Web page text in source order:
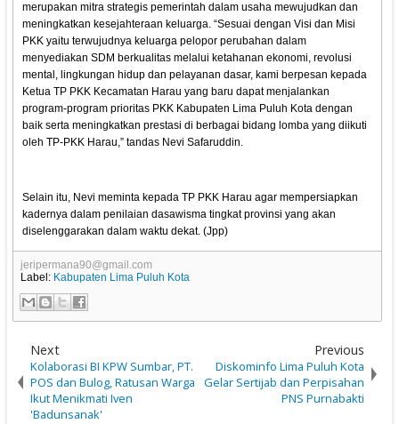
merupakan mitra strategis pemerintah dalam usaha mewujudkan dan
meningkatkan kesejahteraan keluarga. “Sesuai dengan Visi dan Misi
PKK yaitu terwujudnya keluarga pelopor perubahan dalam
menyediakan SDM berkualitas melalui ketahanan ekonomi, revolusi
mental, lingkungan hidup dan pelayanan dasar, kami berpesan kepada
Ketua TP PKK Kecamatan Harau yang baru dapat menjalankan
program-program prioritas PKK Kabupaten Lima Puluh Kota dengan
baik serta meningkatkan prestasi di berbagai bidang lomba yang diikuti
oleh TP-PKK Harau,” tandas Nevi Safaruddin.
Selain itu, Nevi meminta kepada TP PKK Harau agar mempersiapkan
kadernya dalam penilaian dasawisma tingkat provinsi yang akan
diselenggarakan dalam waktu dekat. (Jpp)
jeripermana90@gmail.com
Label: Kabupaten Lima Puluh Kota
Next
Kolaborasi BI KPW Sumbar, PT.
POS dan Bulog, Ratusan Warga
Ikut Menikmati Iven
'Badunsanak'
Previous
Diskominfo Lima Puluh Kota
Gelar Sertijab dan Perpisahan
PNS Purnabakti